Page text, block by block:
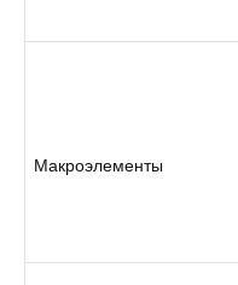
Макроэлементы